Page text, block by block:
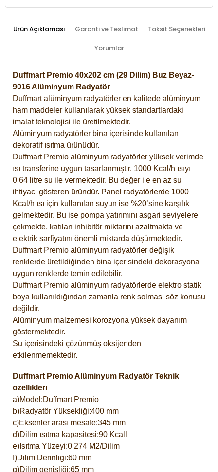
Ürün Açıklaması Garanti ve Teslimat Taksit Seçenekleri
Yorumlar
Duffmart Premio 40x202 cm (29 Dilim) Buz Beyaz-
9016 Alüminyum Radyatör
Duffmart alüminyum radyatörler en kalitede alüminyum
ham maddeler kullanılarak yüksek standartlardaki
imalat teknolojisi ile üretilmektedir.
Alüminyum radyatörler bina içerisinde kullanılan
dekoratif ısıtma ürünüdür.
Duffmart Premio alüminyum radyatörler yüksek verimde
ısı transferine uygun tasarlanmıştır. 1000 Kcal/h ısıyı
0,64 litre su ile vermektedir. Bu değer ile en az su
ihtiyacı gösteren üründür. Panel radyatörlerde 1000
Kcal/h ısı için kullanılan suyun ise %20’sine karşılık
gelmektedir. Bu ise pompa yatırımını asgari seviyelere
çekmekte, katılan inhibitör miktarını azaltmakta ve
elektrik sarfiyatını önemli miktarda düşürmektedir.
Duffmart Premio alüminyum radyatörler değişik
renklerde üretildiğinden bina içerisindeki dekorasyona
uygun renklerde temin edilebilir.
Duffmart Premio alüminyum radyatörlerde elektro statik
boya kullanıldığından zamanla renk solması söz konusu
değildir.
Alüminyum malzemesi korozyona yüksek dayanım
göstermektedir.
Su içerisindeki çözünmüş oksijenden
etkilenmemektedir.
Duffmart Premio Alüminyum Radyatör Teknik
özellikleri
a)Model:Duffmart Premio
b)Radyatör Yüksekliği:400 mm
c)Eksenler arası mesafe:345 mm
d)Dilim ısıtma kapasitesi:90 Kcall
e)Isıtma Yüzeyi:0,274 M2/Dilim
f)Dilim Derinliği:60 mm
g)Dilim genişliği:65 mm